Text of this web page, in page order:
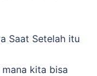
Saat Setelah itu
kita bisa